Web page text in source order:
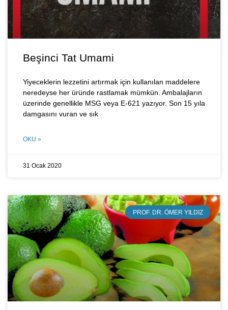
Beşinci Tat Umami
Yiyeceklerin lezzetini artırmak için kullanılan maddelere
neredeyse her üründe rastlamak mümkün. Ambalajların
üzerinde genellikle MSG veya E-621 yazıyor. Son 15 yıla
damgasını vuran ve sık
OKU »
31 Ocak 2020
PROF. DR. ÖMER YILDIZ